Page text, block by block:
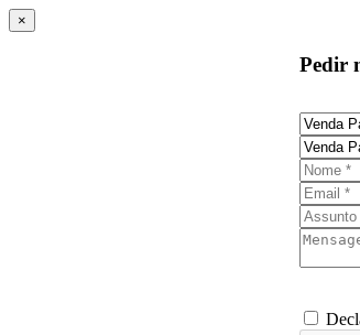
×
Pedir